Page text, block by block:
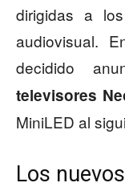
dirigidas a
audiovisual.
decidido
televisores
MiniLED al
Los